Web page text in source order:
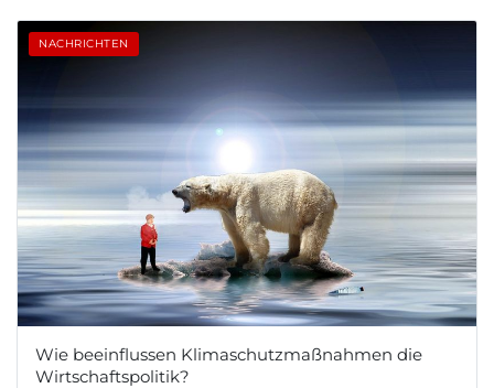
NACHRICHTEN
Wie beeinflussen Klimaschutzmaßnahmen die
Wirtschaftspolitik?